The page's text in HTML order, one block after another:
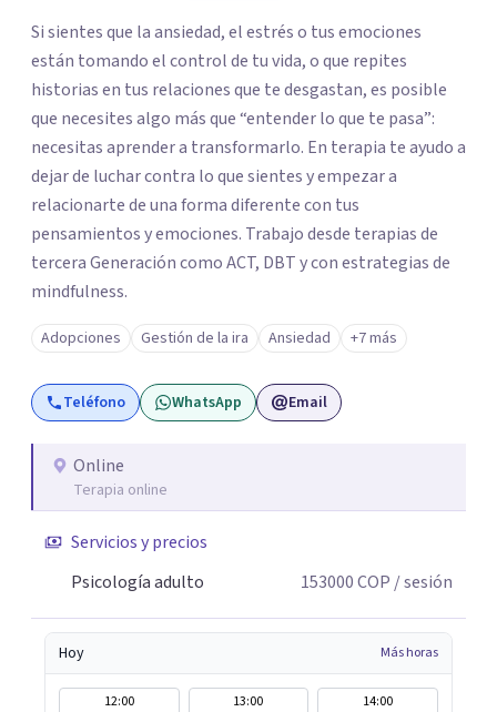
Si sientes que la ansiedad, el estrés o tus emociones
están tomando el control de tu vida, o que repites
historias en tus relaciones que te desgastan, es posible
que necesites algo más que “entender lo que te pasa”:
necesitas aprender a transformarlo. En terapia te ayudo a
dejar de luchar contra lo que sientes y empezar a
relacionarte de una forma diferente con tus
pensamientos y emociones. Trabajo desde terapias de
tercera Generación como ACT, DBT y con estrategias de
mindfulness.
Adopciones Gestión de la ira Ansiedad +7 más
Teléfono WhatsApp Email
Online
Terapia online
Servicios y precios
Psicología adulto
153000COP / sesión
Hoy Más horas
12:00 13:00
14:00